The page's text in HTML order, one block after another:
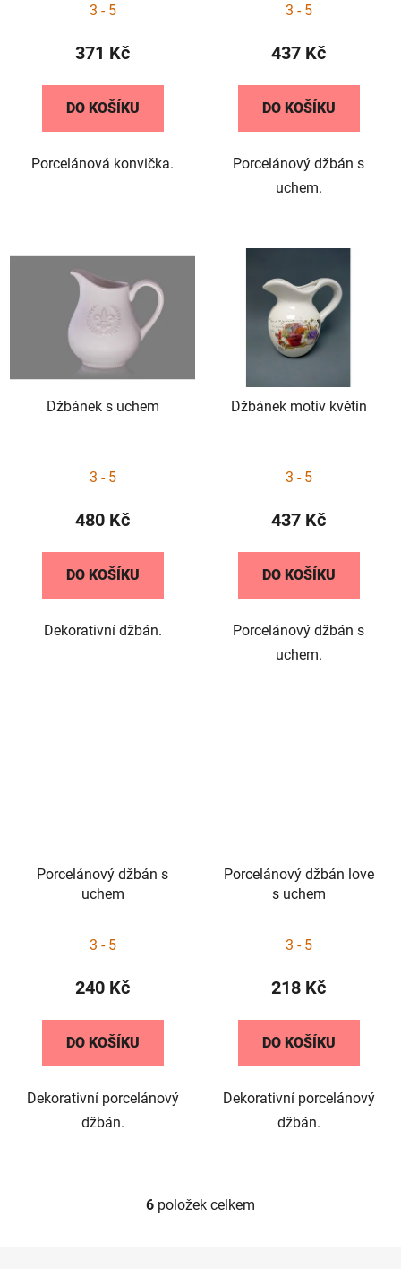
3 - 5
371 Kč
DO KOŠÍKU
Porcelánová konvička.
3 - 5
437 Kč
DO KOŠÍKU
Porcelánový džbán s
uchem.
Džbánek s uchem
3 - 5
480 Kč
DO KOŠÍKU
Dekorativní džbán.
Džbánek motiv květin
3 - 5
437 Kč
DO KOŠÍKU
Porcelánový džbán s
uchem.
Porcelánový džbán s
uchem
3 - 5
240 Kč
DO KOŠÍKU
Dekorativní porcelánový
džbán.
Porcelánový džbán love
s uchem
3 - 5
218 Kč
DO KOŠÍKU
Dekorativní porcelánový
džbán.
O
6 položek celkem